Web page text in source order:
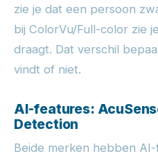
zie je dat een persoon
bij ColorVu/Full-color zie
draagt. Dat verschil
vindt of niet.
AI-features:
Detection
Beide merken hebben